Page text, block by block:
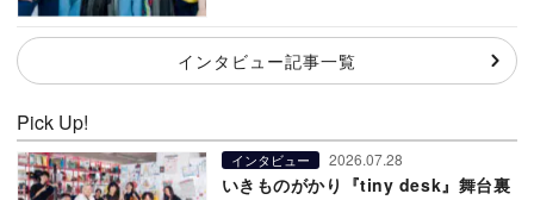
インタビュー記事一覧
Pick Up!
インタビュー 2026.07.28
いきものがかり『tiny desk』舞台裏